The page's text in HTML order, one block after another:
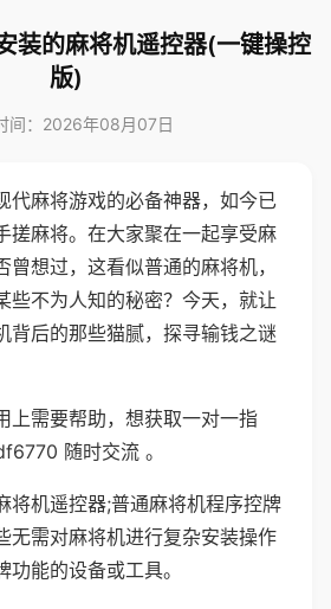
装的麻将机遥控器(一键操控
版)
间：2026年08月07日
代麻将游戏的必备神器，如今已
搓麻将。在大家聚在一起享受麻
想过，这看似普通的麻将机，
些不为人知的秘密？今天，就让
背后的那些猫腻，探寻输钱之谜
上需要帮助，想获取一对一指
随时交流 。
将机遥控器;普通麻将机程序控牌
无需对麻将机进行复杂安装操作
能的设备或工具。